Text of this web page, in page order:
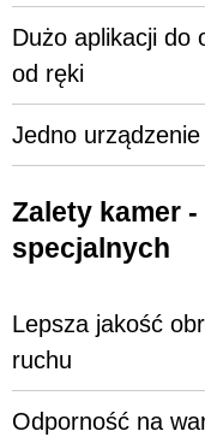
Dużo aplikacji do
od ręki
Jedno
Zalety kamer -
specjalnych
Lepsza jakość
ruchu
Odporność na